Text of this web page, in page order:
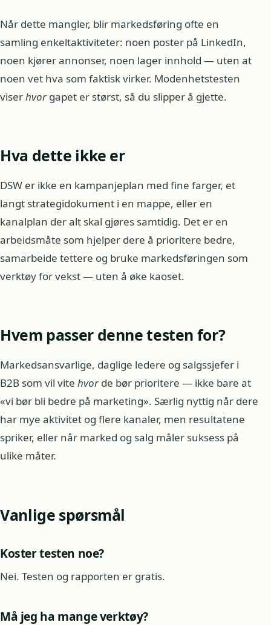
Når dette mangler, blir markedsføring ofte en
samling enkeltaktiviteter: noen poster på LinkedIn,
noen kjører annonser, noen lager innhold — uten at
noen vet hva som faktisk virker. Modenhetstesten
viserhvorgapet er størst, så du slipper å gjette.
Hva dette ikke er
DSW er ikke en kampanjeplan med fine farger, et
langt strategidokument i en mappe, eller en
kanalplan der alt skal gjøres samtidig. Det er en
arbeidsmåte som hjelper dere å prioritere bedre,
samarbeide tettere og bruke markedsføringen som
verktøy for vekst — uten å øke kaoset.
Hvem passer denne testen for?
Markedsansvarlige, daglige ledere og salgssjefer i
B2B som vil vite hvorde bør prioritere — ikke bare at
«vi bør bli bedre på marketing». Særlig nyttig når dere
har mye aktivitet og flere kanaler, men resultatene
spriker, eller når marked og salg måler suksess på
ulike måter.
Vanlige spørsmål
Koster testen noe?
Nei. Testen og rapporten er gratis.
Må jeg ha mange verktøy?